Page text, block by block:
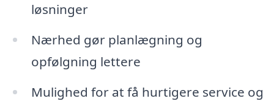
løsninger
Nærhed gør planlægning og
opfølgning lettere
Mulighed for at få hurtigere service og